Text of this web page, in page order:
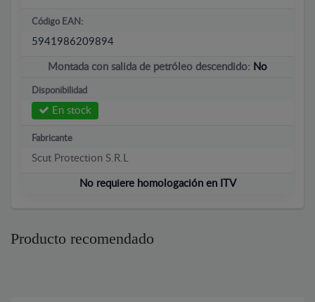
Código EAN:
5941986209894
Montada con salida de petróleo descendido: No
Disponibilidad
En stock
Fabricante
Scut Protection S.R.L
No requiere homologación en ITV
Producto recomendado